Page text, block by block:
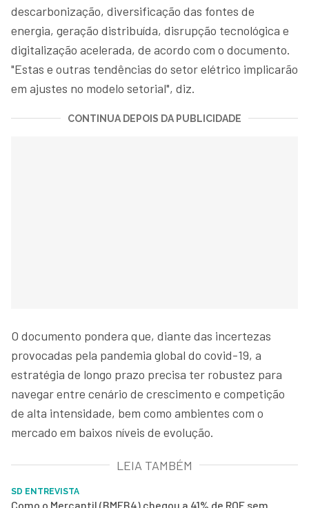
descarbonização, diversificação das fontes de
energia, geração distribuída, disrupção tecnológica e
digitalização acelerada, de acordo com o documento.
"Estas e outras tendências do setor elétrico implicarão
em ajustes no modelo setorial", diz.
CONTINUA DEPOIS DA PUBLICIDADE
O documento pondera que, diante das incertezas
provocadas pela pandemia global do covid-19, a
estratégia de longo prazo precisa ter robustez para
navegar entre cenário de crescimento e competição
de alta intensidade, bem como ambientes com o
mercado em baixos níveis de evolução.
LEIA TAMBÉM
SD ENTREVISTA
Como o Mercantil (BMEB4) chegou a 41% de ROE sem